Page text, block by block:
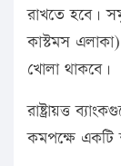
রাখতে হবে।
কাস্টমস
খোলা থাকবে।
রাষ্ট্রায়ত্ত
কমপক্ষে একটি